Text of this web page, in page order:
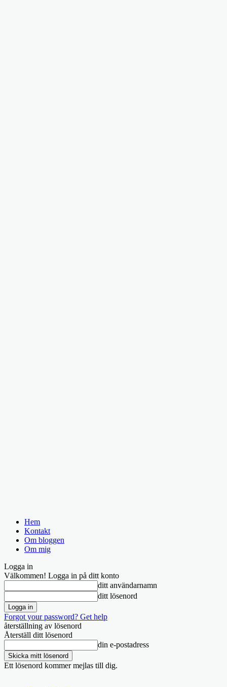
Hem
Kontakt
Om bloggen
Om mig
Logga in
Välkommen! Logga in på ditt konto
ditt användarnamn
ditt lösenord
Forgot your password? Get help
återställning av lösenord
Återställ ditt lösenord
din e-postadress
Ett lösenord kommer mejlas till dig.